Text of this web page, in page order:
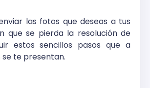
las fotos que deseas a tus
que se pierda la resolución de
estos sencillos pasos que a
te presentan.